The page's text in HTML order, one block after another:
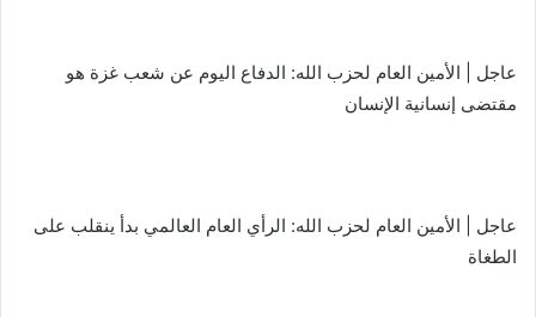
عاجل | الأمين العام لحزب الله: الدفاع اليوم عن شعب غزة هو
مقتضى إنسانية الإنسان
عاجل | الأمين العام لحزب الله: الرأي العام العالمي بدأ ينقلب على
الطغاة